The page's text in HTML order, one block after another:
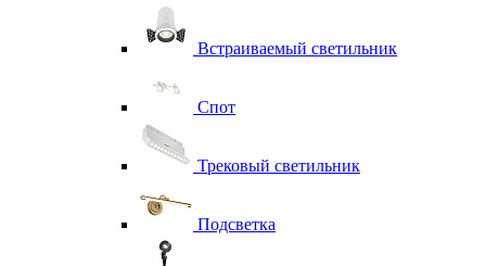
Встраиваемый светильник
Спот
Трековый светильник
Подсветка